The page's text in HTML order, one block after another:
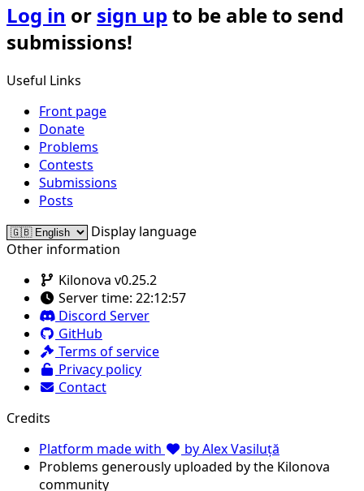
Log in or sign upto be able to send
submissions!
Useful Links
Front page
Donate
Problems
Contests
Submissions
Posts
Display language
Other information
Kilonova v0.25.2
Server time: 22:12:57
Discord Server
GitHub
Terms of service
Privacy policy
Contact
Credits
Platform made with
by Alex Vasiluță
Problems generously uploaded by the Kilonova
community